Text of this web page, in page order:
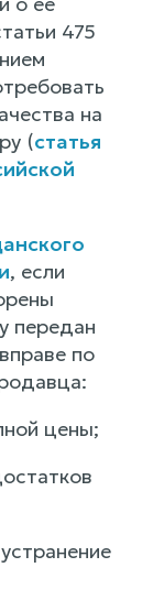
475
на
(статья
, если
передан
по
цены;